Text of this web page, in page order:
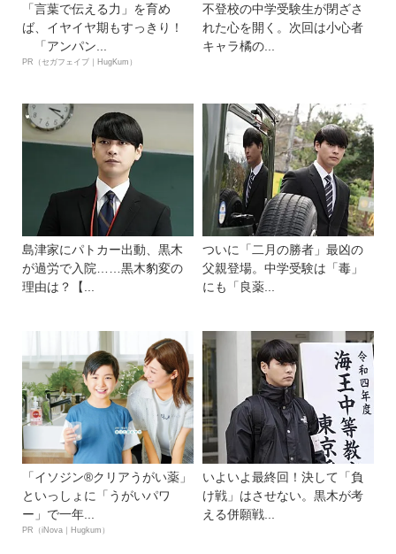
「言葉で伝える力」を育め
ば、イヤイヤ期もすっきり！
「アンパン...
PR（セガフェイブ｜HugKum）
不登校の中学受験生が閉ざさ
れた心を開く。次回は小心者
キャラ橘の...
島津家にパトカー出動、黒木
が過労で入院……黒木豹変の
理由は？【...
ついに「二月の勝者」最凶の
父親登場。中学受験は「毒」
にも「良薬...
「イソジン®クリアうがい薬」
といっしょに「うがいパワ
ー」で一年...
PR（iNova｜Hugkum）
いよいよ最終回！決して「負
け戦」はさせない。黒木が考
える併願戦...